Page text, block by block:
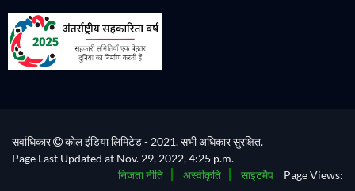
सर्वाधिकार
कोल इंडिया लिमिटेड - 2021. सभी अधिकार सुरक्षित.
Page Last Updated at Nov. 29, 2022, 4:25 p.m.
निजता नीति
अस्वीकृति साइटमैप Page Views: